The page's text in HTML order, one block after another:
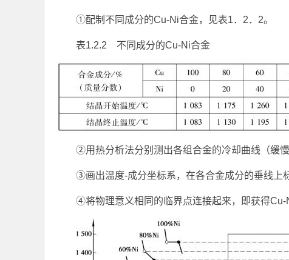
①配制不同成分的Cu-Ni合金，见表1．2．2。
表1.2.2 不同成分的Cu-Ni合金
②用热分析法分别测出各组合金的冷却曲线（缓
③画出温度-成分坐标系，在各合金成分的垂线上
④将物理意义相同的临界点连接起来，即获得Cu-